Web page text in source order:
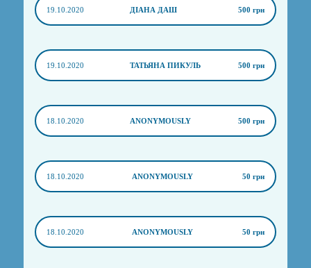
19.10.2020 ДІАНА ДАШ 500 грн
19.10.2020 ТАТЬЯНА ПИКУЛЬ 500 грн
18.10.2020 ANONYMOUSLY 500 грн
18.10.2020 ANONYMOUSLY 50 грн
18.10.2020 ANONYMOUSLY 50 грн